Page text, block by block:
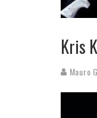
Kris
Mauro